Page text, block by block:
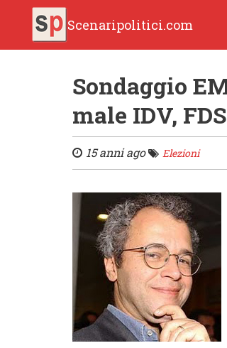
Scenaripolitici.com
Sondaggio
male IDV,
15 anni ago Elezioni